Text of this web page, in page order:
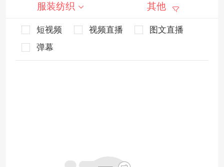
服装纺织 其他
短视频 视频直播
图文直播
弹幕